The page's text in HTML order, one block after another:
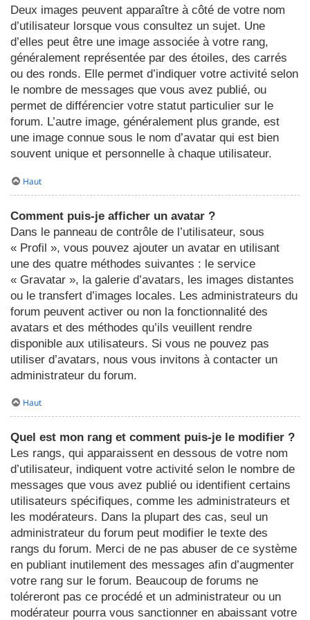
Deux images peuvent apparaître à côté de votre nom
d’utilisateur lorsque vous consultez un sujet. Une
d’elles peut être une image associée à votre rang,
généralement représentée par des étoiles, des carrés
ou des ronds. Elle permet d’indiquer votre activité selon
le nombre de messages que vous avez publié, ou
permet de différencier votre statut particulier sur le
forum. L’autre image, généralement plus grande, est
une image connue sous le nom d’avatar qui est bien
souvent unique et personnelle à chaque utilisateur.
Haut
Comment puis-je afficher un avatar ?
Dans le panneau de contrôle de l’utilisateur, sous
« Profil », vous pouvez ajouter un avatar en utilisant
une des quatre méthodes suivantes : le service
« Gravatar », la galerie d’avatars, les images distantes
ou le transfert d’images locales. Les administrateurs du
forum peuvent activer ou non la fonctionnalité des
avatars et des méthodes qu’ils veuillent rendre
disponible aux utilisateurs. Si vous ne pouvez pas
utiliser d’avatars, nous vous invitons à contacter un
administrateur du forum.
Haut
Quel est mon rang et comment puis-je le modifier ?
Les rangs, qui apparaissent en dessous de votre nom
d’utilisateur, indiquent votre activité selon le nombre de
messages que vous avez publié ou identifient certains
utilisateurs spécifiques, comme les administrateurs et
les modérateurs. Dans la plupart des cas, seul un
administrateur du forum peut modifier le texte des
rangs du forum. Merci de ne pas abuser de ce système
en publiant inutilement des messages afin d’augmenter
votre rang sur le forum. Beaucoup de forums ne
toléreront pas ce procédé et un administrateur ou un
modérateur pourra vous sanctionner en abaissant votre